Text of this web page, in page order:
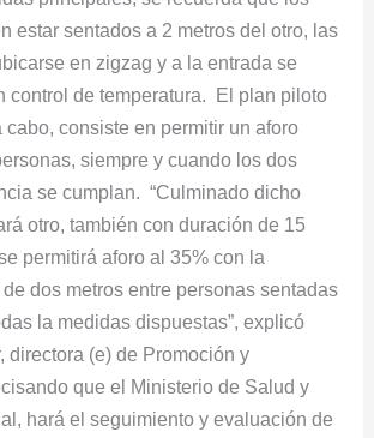
estar sentados a 2 metros del otro, las
en zigzag y a la entrada se
control de temperatura. El plan piloto
cabo, consiste en permitir un aforo
siempre y cuando los dos
se cumplan. “Culminado dicho
otro, también con duración de 15
permitirá aforo al 35% con la
dos metros entre personas sentadas
la medidas dispuestas”, explicó
directora (e) de Promoción y
que el Ministerio de Salud y
hará el seguimiento y evaluación de